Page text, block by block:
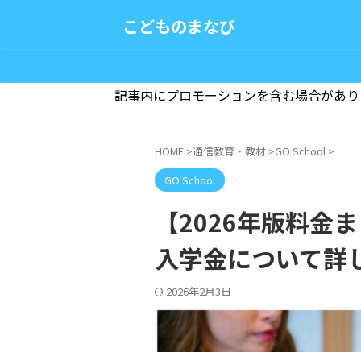
こどものまなび
記事内にプロモーションを含む場合があ
HOME >通信教育・教材 >GO School >
GO School
【2026年版料金
入学金について詳
2026年2月3日